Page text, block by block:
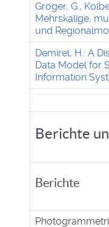
Gröger, G.,
Mehrskalige,
und
Demirel, H.: A
Data Model for
Information
Berichte
Berichte